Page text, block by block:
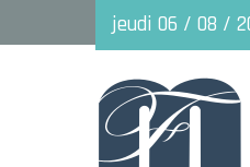
jeudi 06 / 08 /